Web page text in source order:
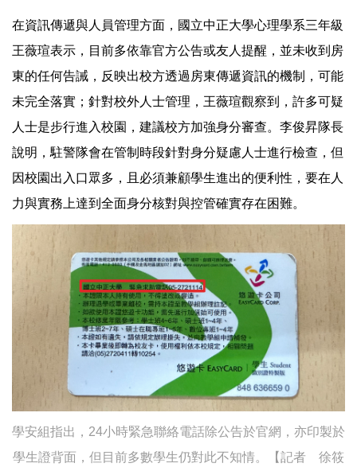
在資訊傳遞與人員管理方面，國立中正大學心理學系三年級
王薇瑄表示，目前多依靠官方公告或友人提醒，並未收到房
東的任何告誡，反映出校方透過房東傳遞資訊的機制，可能
未完全落實；針對校外人士管理，王薇瑄觀察到，許多可疑
人士是步行進入校園，建議校方加強身分審查。李俊昇隊長
說明，駐警隊會在管制時段針對身分疑慮人士進行檢查，但
因校園出入口眾多，且必須兼顧學生進出的便利性，要在人
力與實務上達到全面身分核對與控管確實存在困難。
學安組指出，24小時緊急聯絡電話除公告於官網，亦印製於
學生證背面，但目前多數學生仍對此不知情。【記者 徐筱